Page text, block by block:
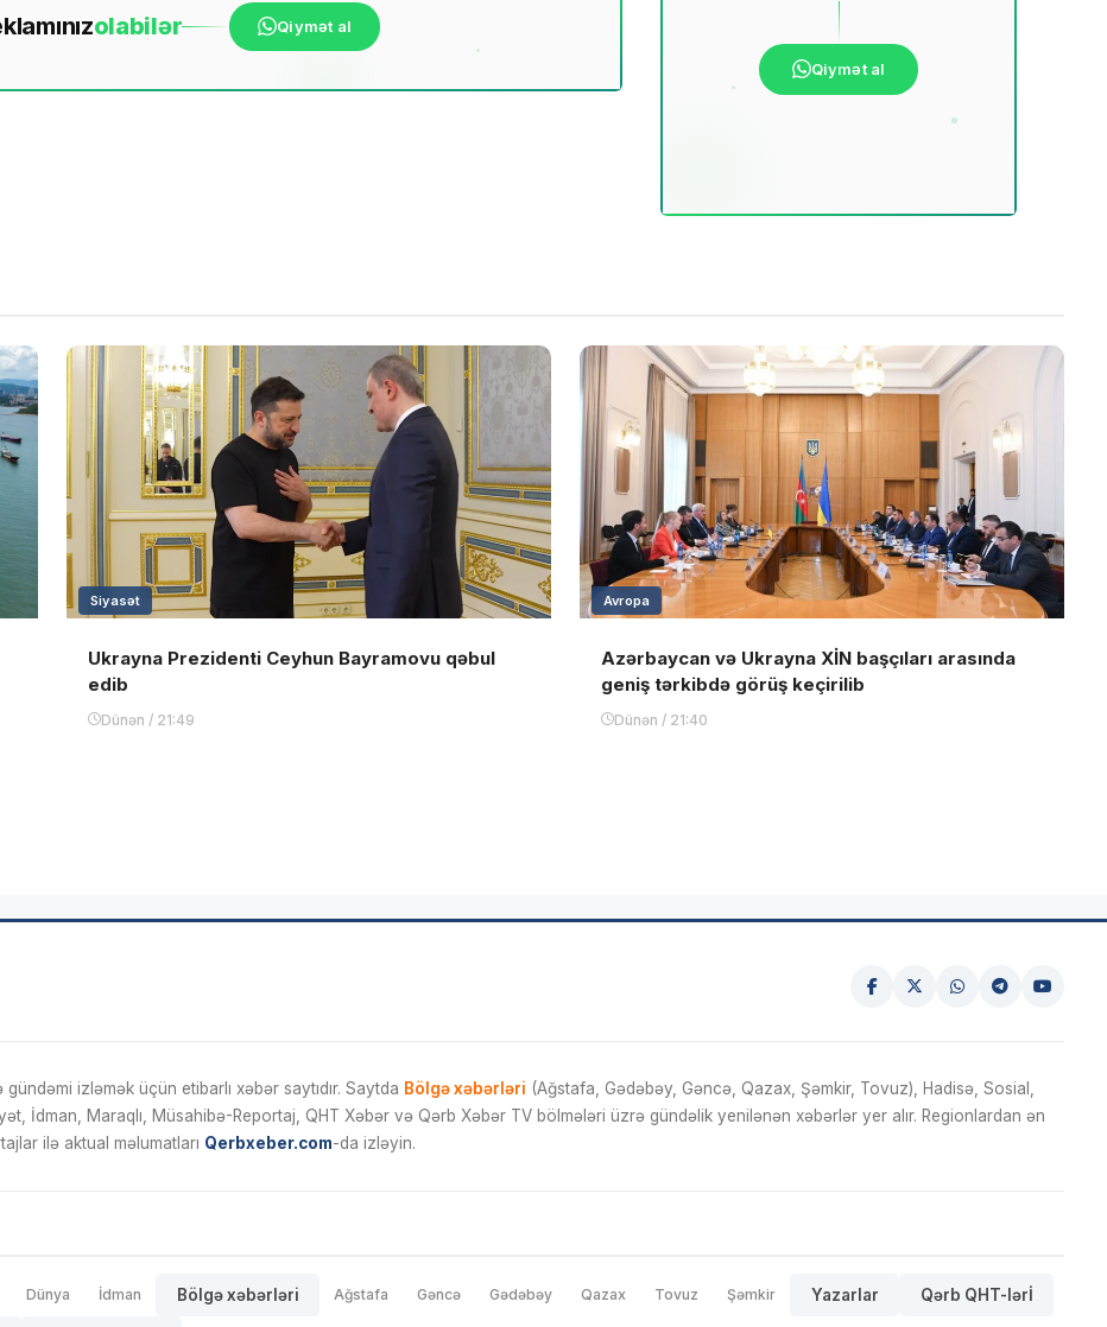
olabilər Qiymət al
Qiymət al
Siyasət
Ukrayna Prezidenti Ceyhun Bayramovu qəbul
edib
Dünən / 21:49
Avropa
Azərbaycan və Ukrayna XİN başçıları arasında
geniş tərkibdə görüş keçirilib
Dünən / 21:40
izləmək üçün etibarlı xəbər saytıdır. Saytda Bölgə xəbərləri (Ağstafa, Gədəbəy, Gəncə, Qazax, Şəmkir, Tovuz), Hadisə, Sosial,
İdman, Maraqlı, Müsahibə-Reportaj, QHT Xəbər və Qərb Xəbər TV bölmələri üzrə gündəlik yenilənən xəbərlər yer alır. Regionlardan ən
ilə aktual məlumatları Qerbxeber.com-da izləyin.
Dünya İdman Bölgə xəbərləri Ağstafa Gəncə Gədəbəy Qazax Tovuz Şəmkir Yazarlar Qərb QHT-lərİ